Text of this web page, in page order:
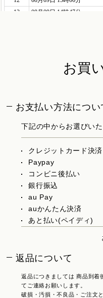
お買
お支払い方法につい
下記の中からお選びいた
クレジットカード決済
Paypay
コンビニ後払い
銀行振込
au Pay
auかんたん決済
あと払い(ペイディ)
返品について
返品につきましては 商品到着
てご連絡お願いします。
破損・汚損・不良品・ご注文